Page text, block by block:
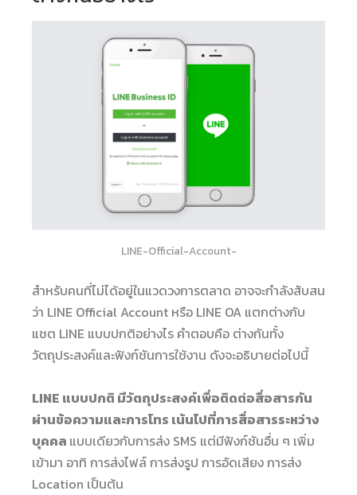
LINE-Official-Account-
สำหรับคนที่ไม่ได้อยู่ในแวดวงการตลาด อาจจะกำลังสับสน
ว่า LINE Official Account หรือ LINE OA แตกต่างกับ
แชต LINE แบบปกติอย่างไร คำตอบคือ ต่างกันทั้ง
วัตถุประสงค์และฟังก์ชันการใช้งาน ดังจะอธิบายต่อไปนี้
LINE แบบปกติ มีวัตถุประสงค์เพื่อติดต่อสื่อสารกัน
ผ่านข้อความและการโทร เน้นไปที่การสื่อสารระหว่าง
บุคคล แบบเดียวกับการส่ง SMS แต่มีฟังก์ชันอื่น ๆ เพิ่ม
เข้ามา อาทิ การส่งไฟล์ การส่งรูป การอัดเสียง การส่ง
Location เป็นต้น